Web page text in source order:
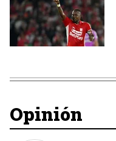
Opinión